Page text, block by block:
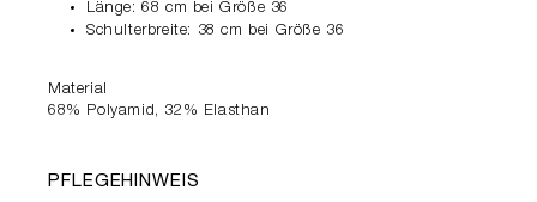
Länge: 68 cm bei Größe 36
Schulterbreite: 38 cm bei Größe 36
Material
68% Polyamid, 32% Elasthan
PFLEGEHINWEIS